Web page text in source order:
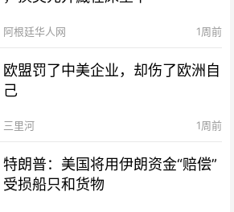
阿根廷华人网 1周前
欧盟罚了中美企业，却伤了欧洲自
己
三里河 1周前
特朗普：美国将用伊朗资金“赔偿”
受损船只和货物